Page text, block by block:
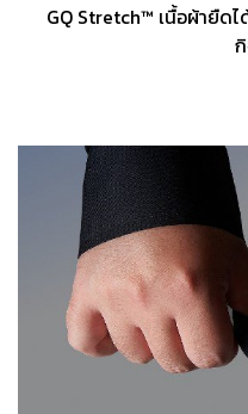
GQ Stretch™ เนื้อผ้ายืด